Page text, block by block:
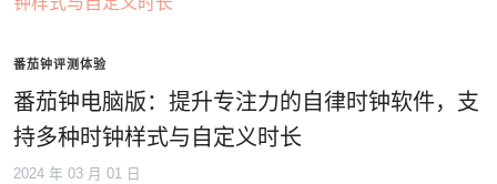
番茄钟评测体验
番茄钟电脑版：提升专注力的自律时钟软件，支
持多种时钟样式与自定义时长
2024 年 03 月 01 日